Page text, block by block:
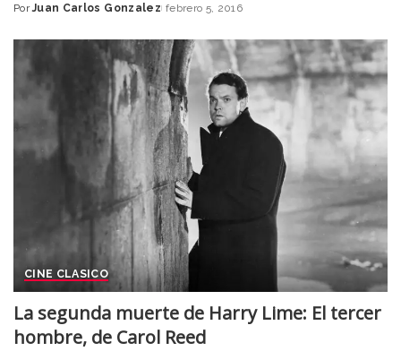
Posted
Por Juan Carlos Gonzalez febrero 5, 2016
CINE CLASICO
La segunda muerte de Harry Lime: El tercer
hombre, de Carol Reed